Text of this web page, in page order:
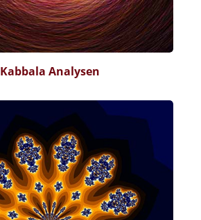
Kabbala Analysen